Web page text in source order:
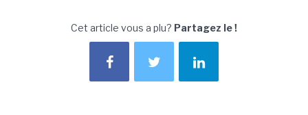
Cet article vous a plu? Partagez le !